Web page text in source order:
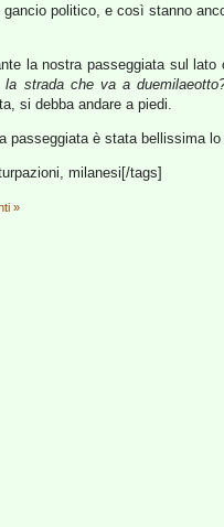
gancio politico, e così stanno
la nostra passeggiata sul
strada che va a
si debba andare a piedi.
è stata bellissima
milanesi[/tags]
»